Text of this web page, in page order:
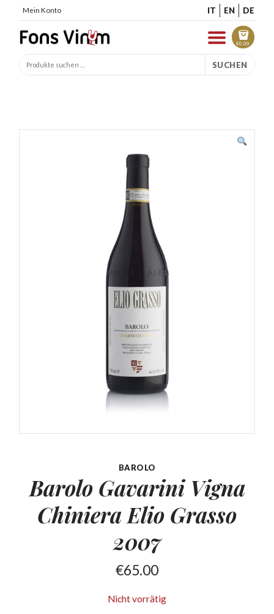
Mein Konto IT EN DE
€0.00
SUCHEN
BAROLO
Barolo Gavarini Vigna
ChinieraElio Grasso
2007
€65.00
Nicht vorrätig